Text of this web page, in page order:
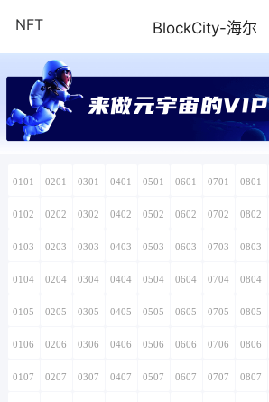
NFT BlockCity-海尔
来做元宇宙的VIP
0101 0201 0301 0401 0501 0601 0701 0801
0102 0202 0302 0402 0502 0602 0702 0802
0103 0203 0303 0403 0503 0603 0703 0803
0104 0204 0304 0404 0504 0604 0704 0804
0105 0205 0305 0405 0505 0605 0705 0805
0106 0206 0306 0406 0506 0606 0706 0806
0107 0207 0307 0407 0507 0607 0707 0807